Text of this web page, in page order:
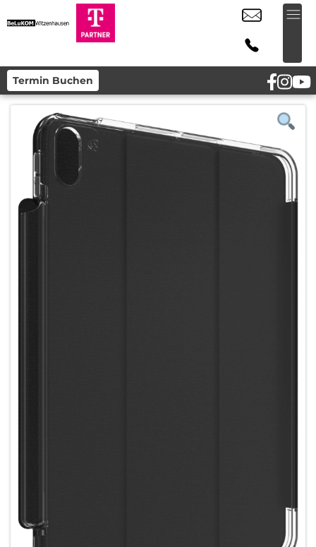
Termin Buchen